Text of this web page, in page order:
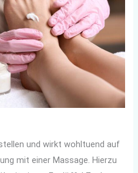
und wirkt wohltuend auf
mit einer Massage. Hierzu